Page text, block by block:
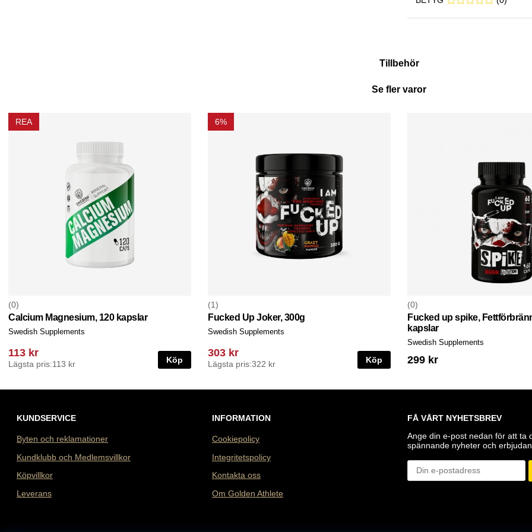
Tillbehör
Se fler varor
REA
0
Calcium Magnesium, 120 kapslar
Swedish Supplements
113 kr
Lägsta pris:113 kr Köp
6%
1
Fucked Up Joker, 300g
Swedish Supplements
303 kr
Lägsta pris:322 kr Köp
0
Fucked up spike,
kapslar
Swedish Supplements
299 kr
KUNDSERVICE
Byten och reklamationer
Kundklubb och Medlemsvillkor
Köpvillkor
Leverans
INFORMATION
Cookiepolicy
Integritetspolicy
Kontakta oss
Om Golden Athlete
FÅ VÅRT NYHETSBREV
Ange din e-post nedan för att ta
spännande nyheter och